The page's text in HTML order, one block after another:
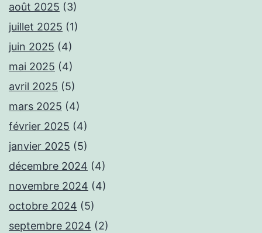
août 2025 (3)
juillet 2025 (1)
juin 2025 (4)
mai 2025 (4)
avril 2025 (5)
mars 2025 (4)
février 2025 (4)
janvier 2025 (5)
décembre 2024 (4)
novembre 2024 (4)
octobre 2024 (5)
septembre 2024 (2)